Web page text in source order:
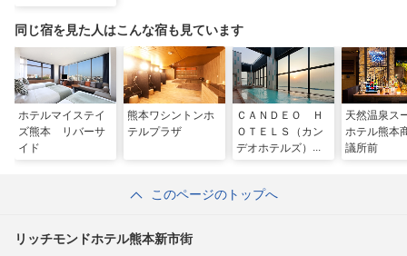
同じ宿を見た人はこんな宿も見ています
ホテルマイステイ
ズ熊本 リバーサ
イド
熊本ワシントンホ
テルプラザ
ＣＡＮＤＥＯ Ｈ
ＯＴＥＬＳ（カン
デオホテルズ）熊
天然温泉ス
ホテル熊本
議所前
このページのトップへ
リッチモンドホテル熊本新市街